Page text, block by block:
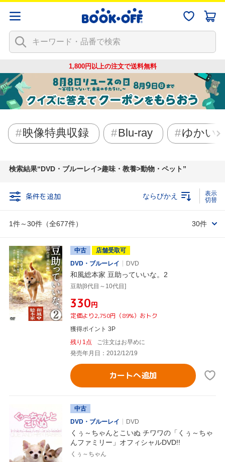
1,800円以上の注文で送料無料
映像特典収録 Blu-ray ゆかい
検索結果 DVD・ブルーレイ>趣味・教養>動物・ペット
条件を追加
1件～30件（全677件）
ならびかえ
30件
中古
店舗受取可
DVD・ブルーレイ
DVD
和風総本家 豆助っていいな。2
豆助[8代目～10代目]
¥330円
定価より2,750円（89%）おトク
獲得ポイント 3P
残り1点
ご注文はお早めに
発売年月日：2012/12/19
カートへ追加
中古
DVD・ブルーレイ
DVD
くぅ～ちゃんとこいぬ チワワの「くぅ～ちゃ
んファミリー」オフィシャルDVD!!
くぅ～ちゃん